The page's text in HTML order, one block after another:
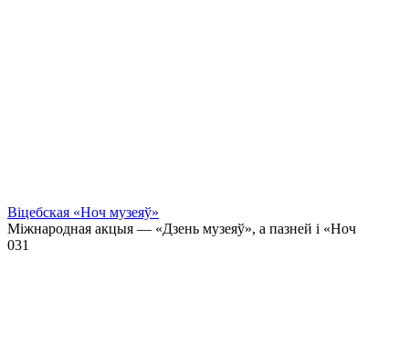
Віцебская «Ноч музеяў»
Міжнародная акцыя — «Дзень музеяў», а пазней і «Ноч
031